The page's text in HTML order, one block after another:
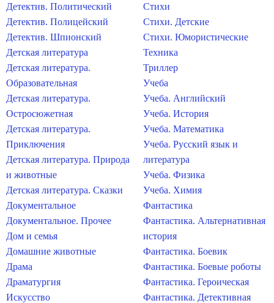
Детектив. Политический
Детектив. Полицейский
Детектив. Шпионский
Детская литература
Детская литература.
Образовательная
Детская литература.
Остросюжетная
Детская литература.
Приключения
Детская литература. Природа
и животные
Детская литература. Сказки
Документальное
Документальное. Прочее
Дом и семья
Домашние животные
Драма
Драматургия
Искусство
Стихи
Стихи. Детские
Стихи. Юмористические
Техника
Триллер
Учеба
Учеба. Английский
Учеба. История
Учеба. Математика
Учеба. Русский язык и
литература
Учеба. Физика
Учеба. Химия
Фантастика
Фантастика. Альтернативная
история
Фантастика. Боевик
Фантастика. Боевые роботы
Фантастика. Героическая
Фантастика. Детективная